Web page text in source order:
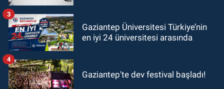
Gaziantep Üniversitesi Türkiye’nin
en iyi 24 üniversitesi arasında
3
Gaziantep'te dev festival başladı!
4